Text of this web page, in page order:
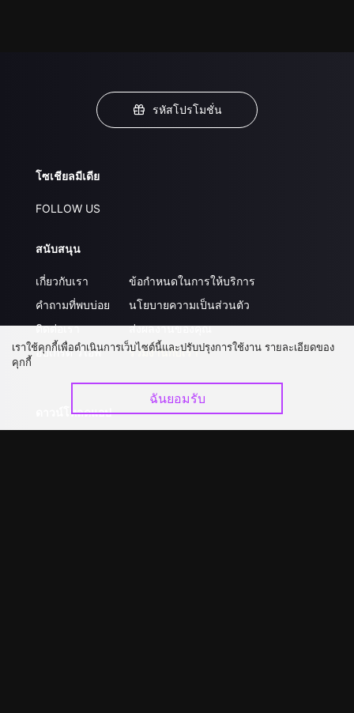
รหัสโปรโมชั่น
โซเชียลมีเดีย
FOLLOW US
สนับสนุน
เกี่ยวกับเรา
คำถามที่พบบ่อย
ติดต่อเรา
อัปเกรด วีไอพี
ข้อกำหนดในการให้บริการ
นโยบายความเป็นส่วนตัว
ส่งผลงานของคุณ
ร่วมงานกับเรา
ดาวน์โหลดแอป
เราใช้คุกกี้เพื่อดำเนินการเว็บไซต์นี้และปรับปรุงการใช้งาน รายละเอียดของ
คุกกี้
ฉันยอมรับ